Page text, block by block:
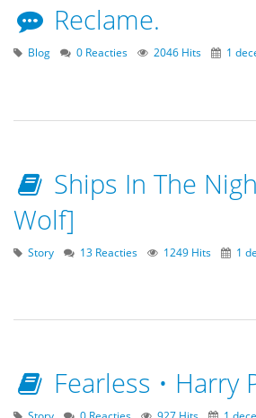
Reclame.
Blog 0 Reacties 2046 Hits 1
Ships In The
Wolf]
Story 13 Reacties 1249 Hits 1
Fearless • Harry